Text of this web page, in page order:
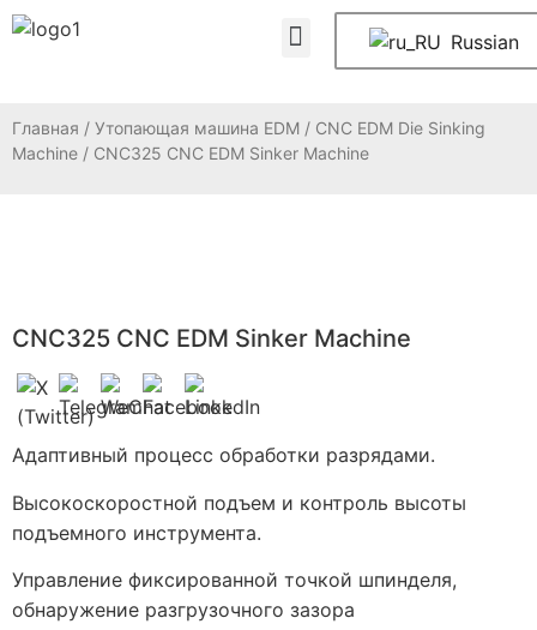
Russian
Главная / Утопающая машина EDM / CNC EDM Die Sinking
Machine / CNC325 CNC EDM Sinker Machine
CNC325 CNC EDM Sinker Machine
Адаптивный процесс обработки разрядами.
Высокоскоростной подъем и контроль высоты
подъемного инструмента.
Управление фиксированной точкой шпинделя,
обнаружение разгрузочного зазора